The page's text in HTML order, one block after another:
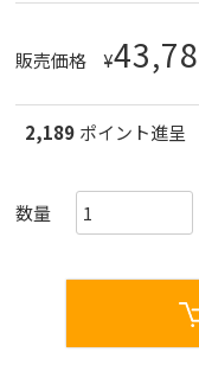
販売価格 ¥
2,189 ポイント進呈